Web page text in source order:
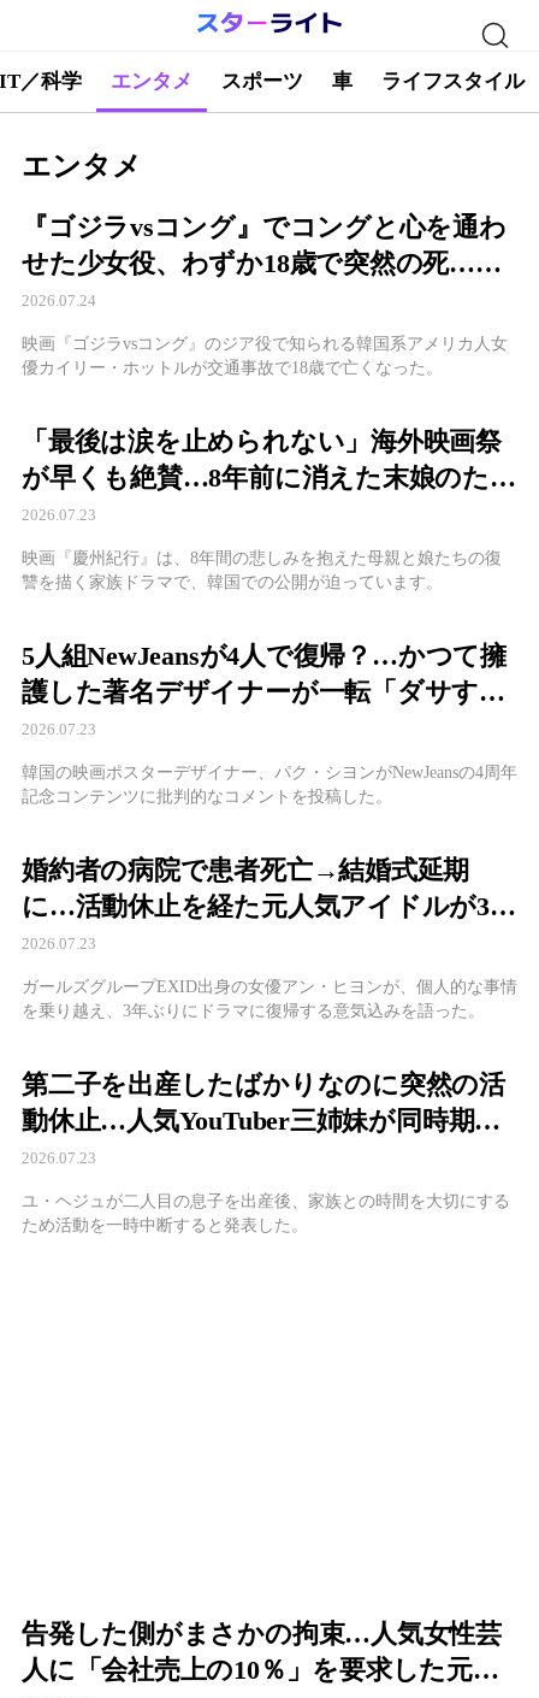
IT／科学 エンタメ スポーツ 車 ライフスタイル
エンタメ
『ゴジラvsコング』でコングと心を通わ
せた少女役、わずか18歳で突然の死…父
が事故を起こした19歳少年に伝えた言葉
2026.07.24
映画『ゴジラvsコング』のジア役で知られる韓国系アメリカ人女
優カイリー・ホットルが交通事故で18歳で亡くなった。
「最後は涙を止められない」海外映画祭
が早くも絶賛…8年前に消えた末娘のた
め、4人の母娘が復讐に挑む『慶州紀行』
2026.07.23
映画『慶州紀行』は、8年間の悲しみを抱えた母親と娘たちの復
讐を描く家族ドラマで、韓国での公開が迫っています。
5人組NewJeansが4人で復帰？…かつて擁
護した著名デザイナーが一転「ダサすぎ
る」と猛批判
2026.07.23
韓国の映画ポスターデザイナー、パク・シヨンがNewJeansの4周年
記念コンテンツに批判的なコメントを投稿した。
婚約者の病院で患者死亡→結婚式延期
に…活動休止を経た元人気アイドルが3年
ぶり復帰
2026.07.23
ガールズグループEXID出身の女優アン・ヒヨンが、個人的な事情
を乗り越え、3年ぶりにドラマに復帰する意気込みを語った。
第二子を出産したばかりなのに突然の活
動休止…人気YouTuber三姉妹が同時期に
姿を消し、ファンから心配の声
2026.07.23
ユ・ヘジュが二人目の息子を出産後、家族との時間を大切にする
ため活動を一時中断すると発表した。
告発した側がまさかの拘束…人気女性芸
人に「会社売上の10％」を要求した元マ